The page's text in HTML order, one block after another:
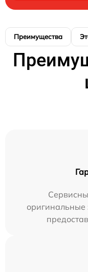
Преимущества
оригинальные